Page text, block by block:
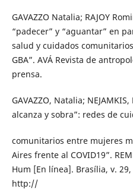
GAVAZZO Natalia; RAJOY
“padecer” y “aguantar” en
salud y cuidados
GBA”. AVÁ Revista de
prensa.
GAVAZZO, Natalia;
alcanza y sobra”: redes de
comunitarios entre mujeres
Aires frente al COVID19”.
Hum [En línea]. Brasília, v.
http://